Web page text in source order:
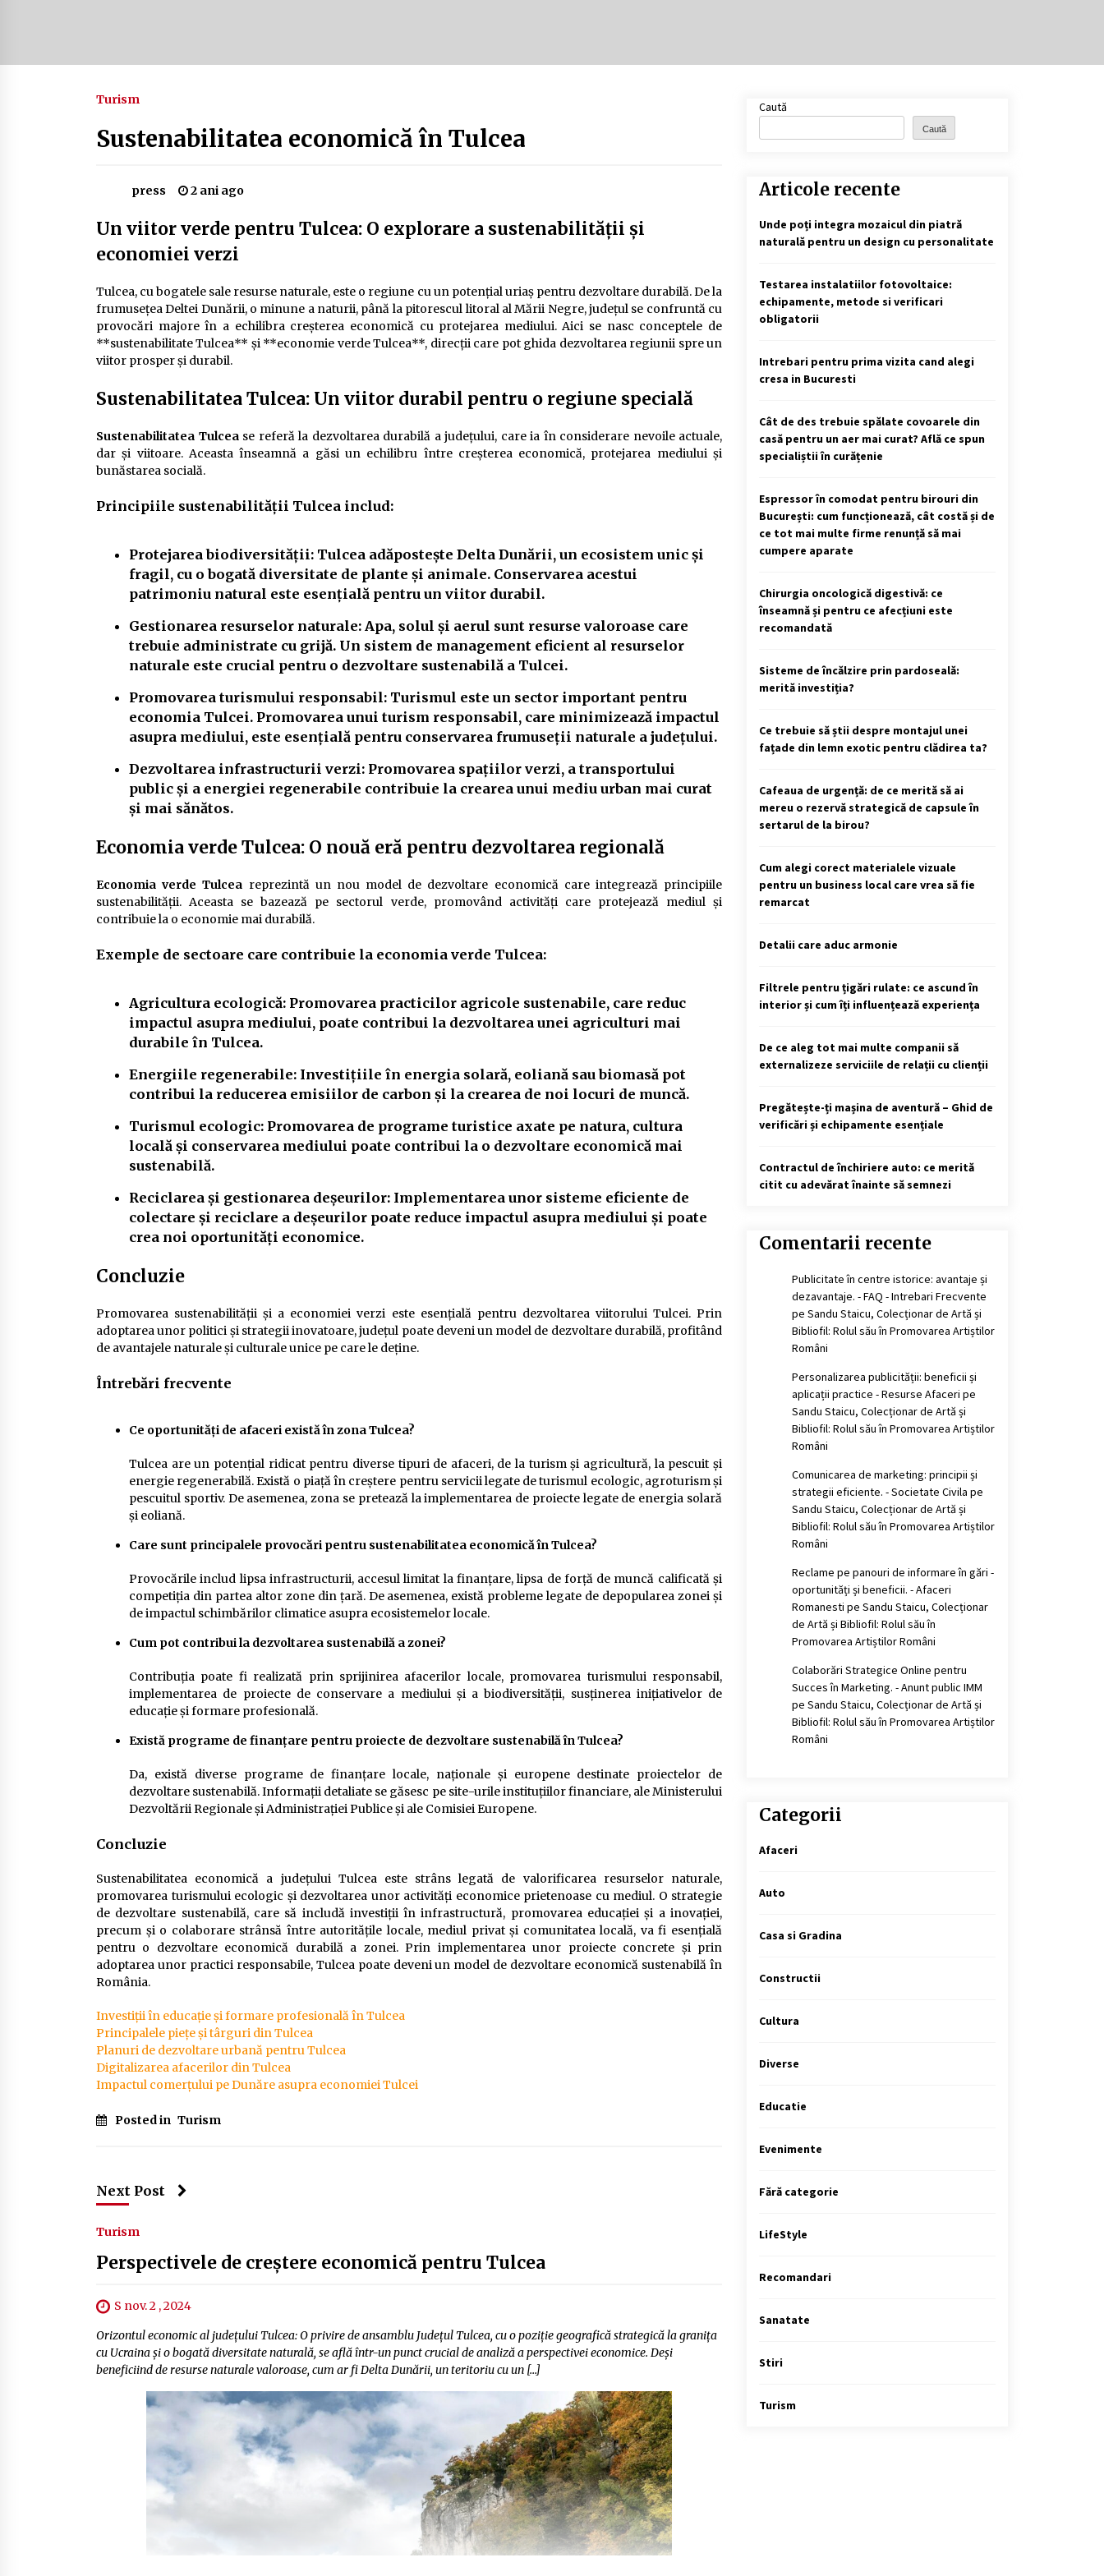
2 ani ago 2 ani ago
Cum să alegi firul de pescuit perfect
2 ani ago
2 ani ago
2 ani ago
Turism
Sustenabilitatea economică în Tulcea
press 2 ani ago
Un viitor verde pentru Tulcea: O explorare a sustenabilității și
economiei verzi
Tulcea, cu bogatele sale resurse naturale, este o regiune cu un potențial uriaș pentru dezvoltare durabilă. De la
frumusețea Deltei Dunării, o minune a naturii, până la pitorescul litoral al Mării Negre, județul se confruntă cu
provocări majore în a echilibra creșterea economică cu protejarea mediului. Aici se nasc conceptele de
**sustenabilitate Tulcea** și **economie verde Tulcea**, direcții care pot ghida dezvoltarea regiunii spre un
viitor prosper și durabil.
Sustenabilitatea Tulcea: Un viitor durabil pentru o regiune specială
Sustenabilitatea Tulcease referă la dezvoltarea durabilă a județului, care ia în considerare nevoile actuale,
dar și viitoare. Aceasta înseamnă a găsi un echilibru între creșterea economică, protejarea mediului și
bunăstarea socială.
Principiile sustenabilității Tulcea includ:
Protejarea biodiversității: Tulcea adăpostește Delta Dunării, un ecosistem unic și
fragil, cu o bogată diversitate de plante și animale. Conservarea acestui
patrimoniu natural este esențială pentru un viitor durabil.
Gestionarea resurselor naturale: Apa, solul și aerul sunt resurse valoroase care
trebuie administrate cu grijă. Un sistem de management eficient al resurselor
naturale este crucial pentru o dezvoltare sustenabilă a Tulcei.
Promovarea turismului responsabil: Turismul este un sector important pentru
economia Tulcei. Promovarea unui turism responsabil, care minimizează impactul
asupra mediului, este esențială pentru conservarea frumuseții naturale a județului.
Dezvoltarea infrastructurii verzi: Promovarea spațiilor verzi, a transportului
public și a energiei regenerabile contribuie la crearea unui mediu urban mai curat
și mai sănătos.
Economia verde Tulcea: O nouă eră pentru dezvoltarea regională
Economia verde Tulcea reprezintă un nou model de dezvoltare economică care integrează principiile
sustenabilității. Aceasta se bazează pe sectorul verde, promovând activități care protejează mediul și
contribuie la o economie mai durabilă.
Exemple de sectoare care contribuie la economia verde Tulcea:
Agricultura ecologică: Promovarea practicilor agricole sustenabile, care reduc
impactul asupra mediului, poate contribui la dezvoltarea unei agriculturi mai
durabile în Tulcea.
Energiile regenerabile: Investițiile în energia solară, eoliană sau biomasă pot
contribui la reducerea emisiilor de carbon și la crearea de noi locuri de muncă.
Turismul ecologic: Promovarea de programe turistice axate pe natura, cultura
locală și conservarea mediului poate contribui la o dezvoltare economică mai
sustenabilă.
Reciclarea și gestionarea deșeurilor: Implementarea unor sisteme eficiente de
colectare și reciclare a deșeurilor poate reduce impactul asupra mediului și poate
crea noi oportunități economice.
Concluzie
Promovarea sustenabilității și a economiei verzi este esențială pentru dezvoltarea viitorului Tulcei. Prin
adoptarea unor politici și strategii inovatoare, județul poate deveni un model de dezvoltare durabilă, profitând
de avantajele naturale și culturale unice pe care le deține.
Întrebări frecvente
Ce oportunități de afaceri există în zona Tulcea?
Tulcea are un potențial ridicat pentru diverse tipuri de afaceri, de la turism și agricultură, la pescuit și
energie regenerabilă. Există o piață în creștere pentru servicii legate de turismul ecologic, agroturism și
pescuitul sportiv. De asemenea, zona se pretează la implementarea de proiecte legate de energia solară
și eoliană.
Care sunt principalele provocări pentru sustenabilitatea economică în Tulcea?
Provocările includ lipsa infrastructurii, accesul limitat la finanțare, lipsa de forță de muncă calificată și
competiția din partea altor zone din țară. De asemenea, există probleme legate de depopularea zonei și
de impactul schimbărilor climatice asupra ecosistemelor locale.
Cum pot contribui la dezvoltarea sustenabilă a zonei?
Contribuția poate fi realizată prin sprijinirea afacerilor locale, promovarea turismului responsabil,
implementarea de proiecte de conservare a mediului și a biodiversității, susținerea inițiativelor de
educație și formare profesională.
Există programe de finanțare pentru proiecte de dezvoltare sustenabilă în Tulcea?
Da, există diverse programe de finanțare locale, naționale și europene destinate proiectelor de
dezvoltare sustenabilă. Informații detaliate se găsesc pe site-urile instituțiilor financiare, ale Ministerului
Dezvoltării Regionale și Administrației Publice și ale Comisiei Europene.
Concluzie
Sustenabilitatea economică a județului Tulcea este strâns legată de valorificarea resurselor naturale,
promovarea turismului ecologic și dezvoltarea unor activități economice prietenoase cu mediul. O strategie
de dezvoltare sustenabilă, care să includă investiții în infrastructură, promovarea educației și a inovației,
precum și o colaborare strânsă între autoritățile locale, mediul privat și comunitatea locală, va fi esențială
pentru o dezvoltare economică durabilă a zonei. Prin implementarea unor proiecte concrete și prin
adoptarea unor practici responsabile, Tulcea poate deveni un model de dezvoltare economică sustenabilă în
România.
Investiții în educație și formare profesională în Tulcea
Principalele piețe și târguri din Tulcea
Planuri de dezvoltare urbană pentru Tulcea
Digitalizarea afacerilor din Tulcea
Impactul comerțului pe Dunăre asupra economiei Tulcei
Posted in Turism
Next Post
Turism
Perspectivele de creștere economică pentru Tulcea
S nov. 2 , 2024
Orizontul economic al județului Tulcea: O privire de ansamblu Județul Tulcea, cu o poziție geografică strategică la granița
cu Ucraina și o bogată diversitate naturală, se află într-un punct crucial de analiză a perspectivei economice. Deși
beneficiind de resurse naturale valoroase, cum ar fi Delta Dunării, un teritoriu cu un […]
Caută
Caută
Articole recente
Unde poți integra mozaicul din piatră
naturală pentru un design cu personalitate
Testarea instalatiilor fotovoltaice:
echipamente, metode si verificari
obligatorii
Intrebari pentru prima vizita cand alegi
cresa in Bucuresti
Cât de des trebuie spălate covoarele din
casă pentru un aer mai curat? Află ce spun
specialiștii în curățenie
Espressor în comodat pentru birouri din
București: cum funcționează, cât costă și de
ce tot mai multe firme renunță să mai
cumpere aparate
Chirurgia oncologică digestivă: ce
înseamnă și pentru ce afecțiuni este
recomandată
Sisteme de încălzire prin pardoseală:
merită investiția?
Ce trebuie să știi despre montajul unei
fațade din lemn exotic pentru clădirea ta?
Cafeaua de urgență: de ce merită să ai
mereu o rezervă strategică de capsule în
sertarul de la birou?
Cum alegi corect materialele vizuale
pentru un business local care vrea să fie
remarcat
Detalii care aduc armonie
Filtrele pentru țigări rulate: ce ascund în
interior și cum îți influențează experiența
De ce aleg tot mai multe companii să
externalizeze serviciile de relații cu clienții
Pregătește-ți mașina de aventură – Ghid de
verificări și echipamente esențiale
Contractul de închiriere auto: ce merită
citit cu adevărat înainte să semnezi
Comentarii recente
Publicitate în centre istorice: avantaje și
dezavantaje. - FAQ - Intrebari Frecvente
pe Sandu Staicu, Colecționar de Artă și
Bibliofil: Rolul său în Promovarea Artiștilor
Români
Personalizarea publicității: beneficii și
aplicații practice - Resurse Afaceri pe
Sandu Staicu, Colecționar de Artă și
Bibliofil: Rolul său în Promovarea Artiștilor
Români
Comunicarea de marketing: principii și
strategii eficiente. - Societate Civila pe
Sandu Staicu, Colecționar de Artă și
Bibliofil: Rolul său în Promovarea Artiștilor
Români
Reclame pe panouri de informare în gări -
oportunități și beneficii. - Afaceri
Romanesti pe Sandu Staicu, Colecționar
de Artă și Bibliofil: Rolul său în
Promovarea Artiștilor Români
Colaborări Strategice Online pentru
Succes în Marketing. - Anunt public IMM
pe Sandu Staicu, Colecționar de Artă și
Bibliofil: Rolul său în Promovarea Artiștilor
Români
Categorii
Afaceri
Auto
Casa si Gradina
Constructii
Cultura
Diverse
Educatie
Evenimente
Fără categorie
LifeStyle
Recomandari
Sanatate
Stiri
Turism